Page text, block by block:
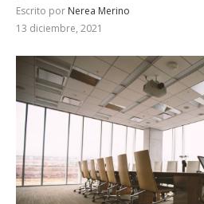
Escrito por Nerea Merino
13 diciembre, 2021